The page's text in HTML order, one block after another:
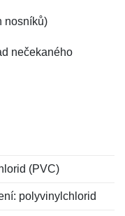
nosníků)
nečekaného
(PVC)
polyvinylchlorid